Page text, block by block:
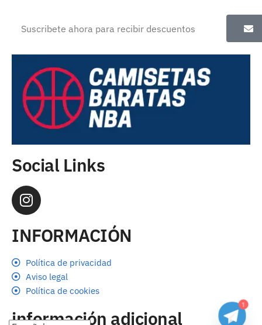
Social Links
INFORMACIÓN
Política de privacidad
Aviso legal
Política de cookies
información adicional
1